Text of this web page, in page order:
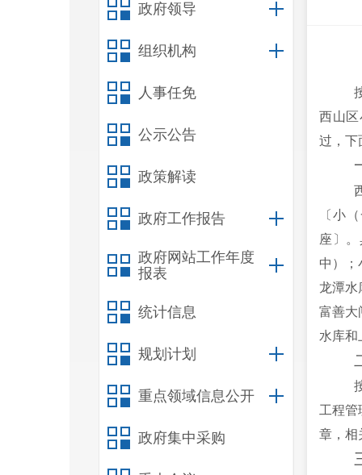
政府领导
组织机构
人事任免
公示公告
政策解读
政府工作报告
政府网站工作年度
报表
统计信息
规划计划
重点领域信息公开
政府集中采购
西山
过，下
〔小
座〕
中）；
龙潭水
富善大
水库和
工程管
章，相